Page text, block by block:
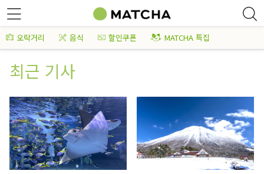
오락거리 음식 할인쿠폰 MATCHA 특집
최근 기사